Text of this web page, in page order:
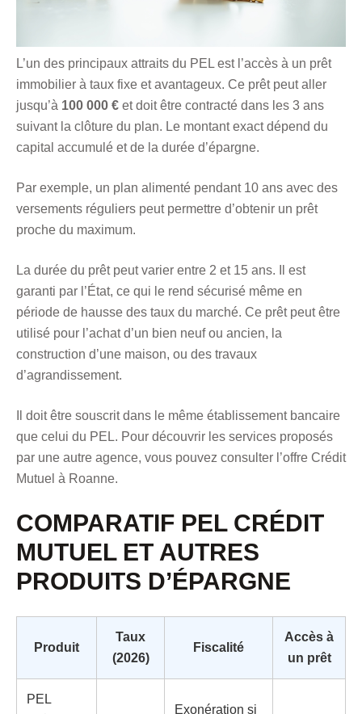
L’un des principaux attraits du PEL est l’accès à un prêt
immobilier à taux fixe et avantageux. Ce prêt peut aller
jusqu’à 100 000 € et doit être contracté dans les 3 ans
suivant la clôture du plan. Le montant exact dépend du
capital accumulé et de la durée d’épargne.
Par exemple, un plan alimenté pendant 10 ans avec des
versements réguliers peut permettre d’obtenir un prêt
proche du maximum.
La durée du prêt peut varier entre 2 et 15 ans. Il est
garanti par l’État, ce qui le rend sécurisé même en
période de hausse des taux du marché. Ce prêt peut être
utilisé pour l’achat d’un bien neuf ou ancien, la
construction d’une maison, ou des travaux
d’agrandissement.
Il doit être souscrit dans le même établissement bancaire
que celui du PEL. Pour découvrir les services proposés
par une autre agence, vous pouvez consulter l’offre Crédit
Mutuel à Roanne.
COMPARATIF PEL CRÉDIT
MUTUEL ET AUTRES
PRODUITS D’ÉPARGNE
Produit
Taux
(2026)
Fiscalité
Accès à
un prêt
PEL
Exonération si